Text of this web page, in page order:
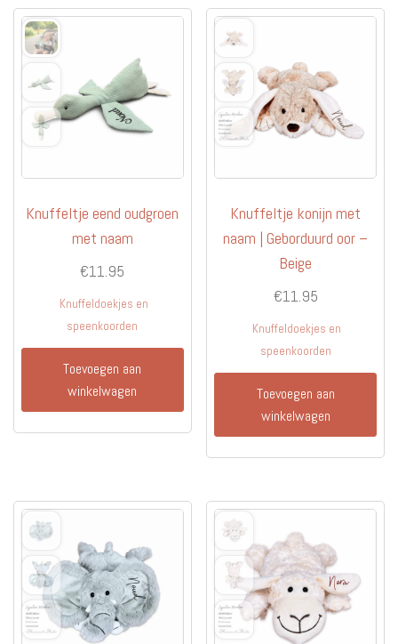
Knuffeltje eend oudgroen
met naam
€11.95
Knuffeldoekjes en
speenkoorden
Toevoegen aan
winkelwagen
Knuffeltje konijn met
naam | Geborduurd oor –
Beige
€11.95
Knuffeldoekjes en
speenkoorden
Toevoegen aan
winkelwagen